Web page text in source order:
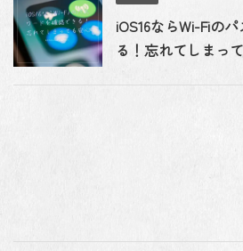
iOS16ならWi-Fiの
る！忘れてしまっ